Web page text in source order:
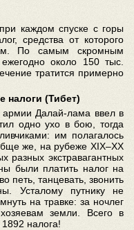
каждом спуске с горы
средства от которого
По самым скромным
около 150 тыс.
тратится примерно
налоги (Тибет)
армии Далай-лама ввел в
одно ухо в бою, тогда
им полагалось
же, на рубеже XIX–XX
разных экстравагантных
были платить налог на
петь, танцевать, звонить
Усталому путнику не
на травке: за ночлег
земли. Всего в
1892 налога!